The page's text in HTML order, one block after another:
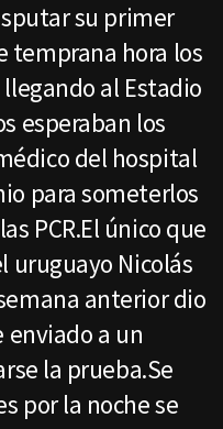
su primer
temprana hora los
al Estadio
esperaban los
del hospital
para someterlos
PCR.El único que
uruguayo Nicolás
anterior dio
enviado a un
la prueba.Se
por la noche se